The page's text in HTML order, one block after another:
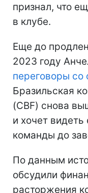
признал, что
в клубе.
Еще до
2023 году
переговоры со
Бразильская
(CBF) снова
и хочет видеть
команды до
По данным
обсудили
расторжения